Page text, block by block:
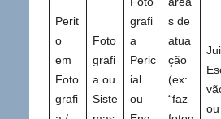
Perit
o
em
Foto
grafi
Foto
grafi
a ou
Siste
grafi
a
Peric
ial
ou
s de
atua
ção
(ex:
“faz
ou